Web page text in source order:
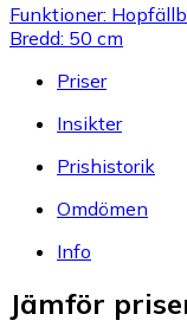
Funktioner:
Bredd: 50 cm
Priser
Insikter
Prishistorik
Omdömen
Info
Jämför